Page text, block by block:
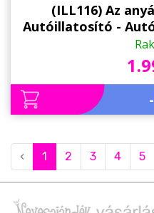
(ILL116) Az
Autóillatosító -
-
‹ 1 2 3 4 5